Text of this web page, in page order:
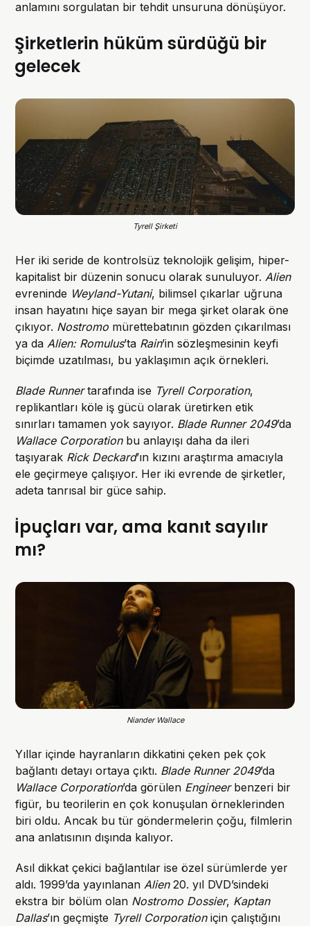
anlamını sorgulatan bir tehdit unsuruna dönüşüyor.
Şirketlerin hüküm sürdüğü bir
gelecek
Tyrell Şirketi
Her iki seride de kontrolsüz teknolojik gelişim, hiper-
kapitalist bir düzenin sonucu olarak sunuluyor.Alien
evreninde Weyland-Yutani, bilimsel çıkarlar uğruna
insan hayatını hiçe sayan bir mega şirket olarak öne
çıkıyor. Nostromo mürettebatının gözden çıkarılması
ya daAlien: Romulus’ta Rain’in sözleşmesinin keyfi
biçimde uzatılması, bu yaklaşımın açık örnekleri.
Blade Runnertarafında ise Tyrell Corporation,
replikantları köle iş gücü olarak üretirken etik
sınırları tamamen yok sayıyor. Blade Runner 2049’da
Wallace Corporationbu anlayışı daha da ileri
taşıyarak Rick Deckard’ın kızını araştırma amacıyla
ele geçirmeye çalışıyor. Her iki evrende de şirketler,
adeta tanrısal bir güce sahip.
İpuçları var, ama kanıt sayılır
mı?
Niander Wallace
Yıllar içinde hayranların dikkatini çeken pek çok
bağlantı detayı ortaya çıktı. Blade Runner 2049’da
Wallace Corporation’da görülen Engineer benzeri bir
figür, bu teorilerin en çok konuşulan örneklerinden
biri oldu. Ancak bu tür göndermelerin çoğu, filmlerin
ana anlatısının dışında kalıyor.
Asıl dikkat çekici bağlantılar ise özel sürümlerde yer
aldı. 1999’da yayınlanan Alien20. yıl DVD’sindeki
ekstra bir bölüm olan Nostromo Dossier, Kaptan
Dallas’ın geçmişte Tyrell Corporationiçin çalıştığını